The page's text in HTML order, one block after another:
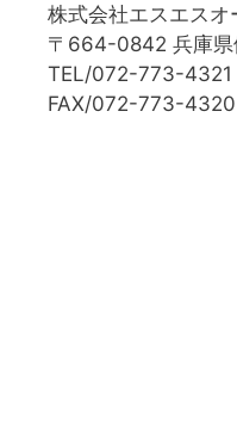
株式会社エスエスオ
〒664-0842 兵庫県
TEL/072-773-4321
FAX/072-773-4320